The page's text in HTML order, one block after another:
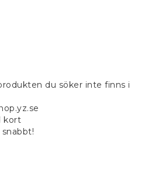
du söker inte finns i
kort
snabbt!